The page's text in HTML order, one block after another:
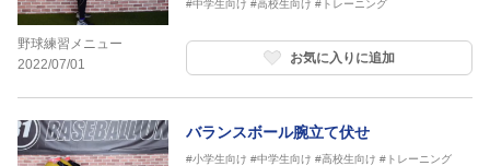
野球練習メニュー
2022/07/01
#中学生向け #高校生向け #トレーニング
お気に入りに追加
バランスボール腕立て伏せ
#小学生向け #中学生向け #高校生向け #トレーニング